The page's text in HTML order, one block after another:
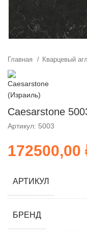
Главная Кварцевый
Caesarstone
Артикул: 5003
АРТИКУЛ
БРЕНД